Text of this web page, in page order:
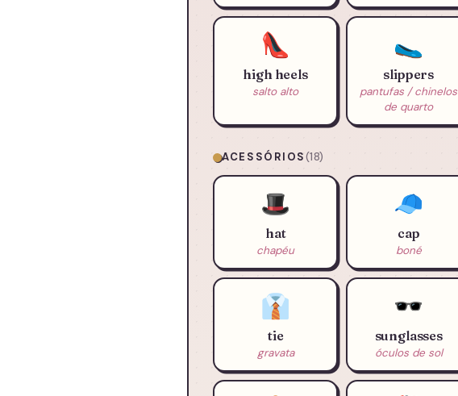
👠
high heels
salto alto
🥿
slippers
pantufas / chinelos
de quarto
ACESSÓRIOS(18)
🎩
hat
chapéu
🧢
cap
boné
👔
tie
gravata
🕶️
sunglasses
óculos de sol